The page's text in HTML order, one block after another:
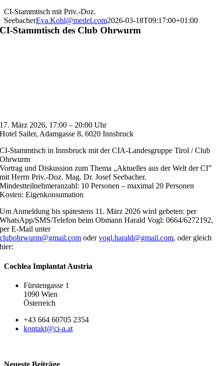
CI-Stammtisch mit Priv.-Doz.
SeebacherEva.Kohl@medel.com2026-03-18T09:17:00+01:00
CI-Stammtisch des Club Ohrwurm
17. März 2026, 17:00 – 20:00 Uhr
Hotel Sailer, Adamgasse 8, 6020 Innsbruck
CI-Stammtisch in Innsbruck mit der CIA-Landesgruppe Tirol / Club
Ohrwurm
Vortrag und Diskussion zum Thema „Aktuelles aus der Welt der CI”
mit Herrn Priv.-Doz. Mag. Dr. Josef Seebacher.
Mindestteilnehmeranzahl: 10 Personen – maximal 20 Personen
Kosten: Eigenkonsumation
Um Anmeldung bis spätestens 11. März 2026 wird gebeten: per
WhatsApp/SMS/Telefon beim Obmann Harald Vogl: 0664/6272192,
per E-Mail unter
clubohrwurm@gmail.com odervogl.harald@gmail.com, oder gleich
hier:
Cochlea Implantat Austria
Fürstengasse 1
1090 Wien
Österreich
+43 664 60705 2354
kontakt@ci-a.at
Neueste Beiträge